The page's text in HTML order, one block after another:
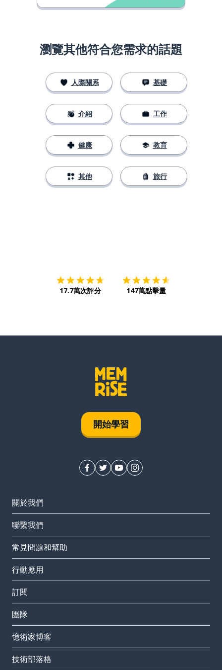
瀏覽其他符合您需求的話題
人際關系
介紹
健康
其他
基礎
工作
教育
旅行
17.7萬次評分 147萬點擊量
開始學習
關於我們
聯繫我們
常見問題和幫助
行動應用
訂閱
團隊
憶術家博客
技術部落格